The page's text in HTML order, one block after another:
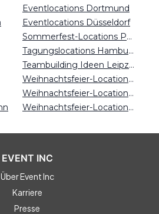
Eventlocations Dortmund
Eventlocations Düsseldorf
Sommerfest-Locations Potsdam
Tagungslocations Hamburg
Teambuilding Ideen Leipzig
Weihnachtsfeier-Locations Hannover
Weihnachtsfeier-Locations Bonn
Weihnachtsfeier-Locations Nürnberg
EVENT INC
Über Event Inc
Karriere
Presse